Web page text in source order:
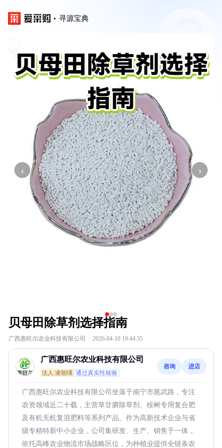
寻源宝典
‹ ›
贝母田除草剂选择指南
广西惠旺尔农业科技有限公司 · 2026-04-10 19:44:35
广西惠旺尔农业科技有限公司
法人:凌朝瑛 通过真实性核验
咨询 进店
广西惠旺尔农业科技有限公司坐落于南宁市邕武路，专注
农资领域近二十载，主营草甘膦除草剂、桉树专用复合肥
及有机无机复混肥料等系列产品。作为高新技术企业与省
级专精特新中小企业，公司集研发、生产、销售于一体，
依托高峰农业物流市场战略区位，为种植业提供全链条农